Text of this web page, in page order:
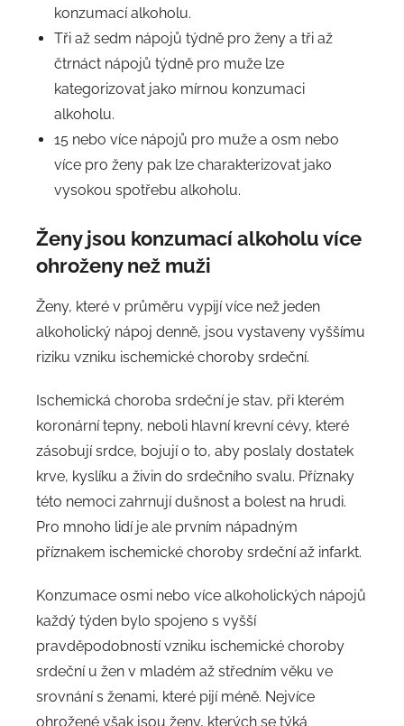
konzumací alkoholu.
Tři až sedm nápojů týdně pro ženy a tři až
čtrnáct nápojů týdně pro muže lze
kategorizovat jako mírnou konzumaci
alkoholu.
15 nebo více nápojů pro muže a osm nebo
více pro ženy pak lze charakterizovat jako
vysokou spotřebu alkoholu.
Ženy jsou konzumací alkoholu více
ohroženy než muži
Ženy, které v průměru vypijí více než jeden
alkoholický nápoj denně, jsou vystaveny vyššímu
riziku vzniku ischemické choroby srdeční.
Ischemická choroba srdeční je stav, při kterém
koronární tepny, neboli hlavní krevní cévy, které
zásobují srdce, bojují o to, aby poslaly dostatek
krve, kyslíku a živin do srdečního svalu. Příznaky
této nemoci zahrnují dušnost a bolest na hrudi.
Pro mnoho lidí je ale prvním nápadným
příznakem ischemické choroby srdeční až infarkt.
Konzumace osmi nebo více alkoholických nápojů
každý týden bylo spojeno s vyšší
pravděpodobností vzniku ischemické choroby
srdeční u žen v mladém až středním věku ve
srovnání s ženami, které pijí méně. Nejvíce
ohrožené však jsou ženy, kterých se týká